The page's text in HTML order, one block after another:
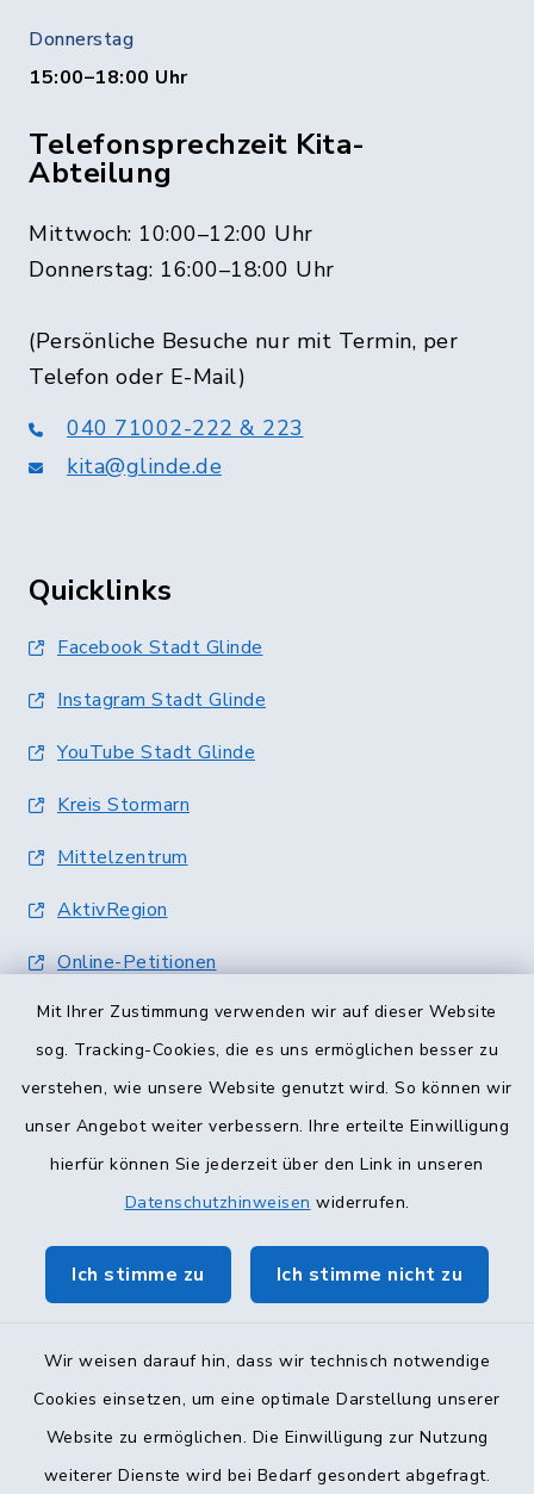
Mit Ihrer Zustimmung verwenden wir auf dieser Website
sog. Tracking-Cookies, die es uns ermöglichen besser zu
verstehen, wie unsere Website genutzt wird. So können wir
unser Angebot weiter verbessern. Ihre erteilte Einwilligung
hierfür können Sie jederzeit über den Link in unseren
Datenschutzhinweisen widerrufen.
Ich stimme zu Ich stimme nicht zu
Wir weisen darauf hin, dass wir technisch notwendige
Cookies einsetzen, um eine optimale Darstellung unserer
Website zu ermöglichen. Die Einwilligung zur Nutzung
weiterer Dienste wird bei Bedarf gesondert abgefragt.
Donnerstag
15:00–18:00 Uhr
Telefonsprechzeit Kita-
Abteilung
Mittwoch: 10:00–12:00 Uhr
Donnerstag: 16:00–18:00 Uhr
(Persönliche Besuche nur mit Termin, per
Telefon oder E-Mail)
040 71002-222 & 223
kita@glinde.de
Quicklinks
Facebook Stadt Glinde
Instagram Stadt Glinde
YouTube Stadt Glinde
Kreis Stormarn
Mittelzentrum
AktivRegion
Online-Petitionen
Terminvergabe